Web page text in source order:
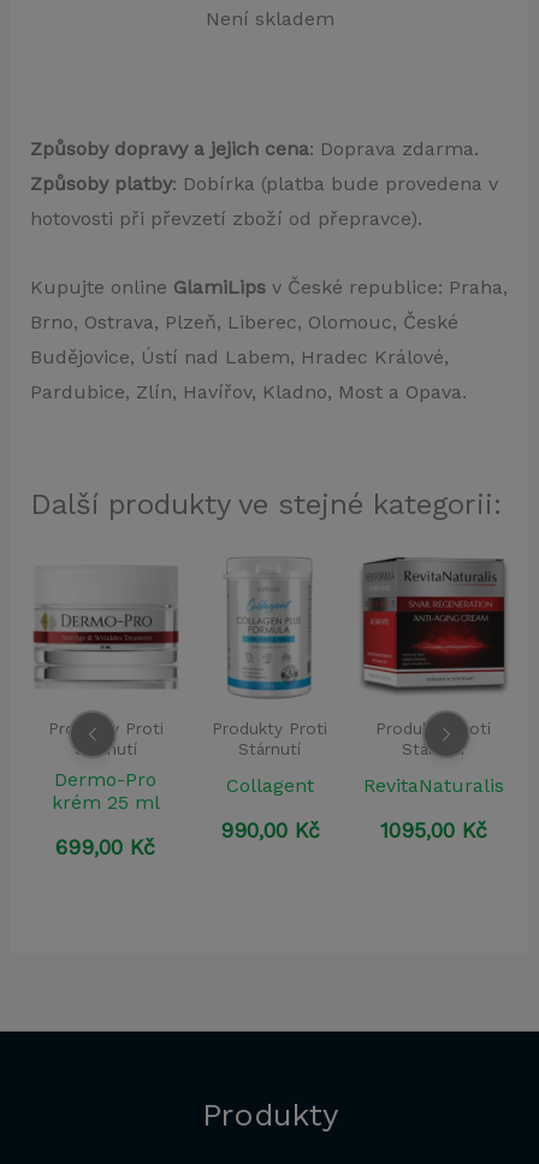
Není skladem
Způsoby dopravy a jejich cena: Doprava zdarma.
Způsoby platby: Dobírka (platba bude provedena v
hotovosti při převzetí zboží od přepravce).
Kupujte online GlamiLipsv České republice: Praha,
Brno, Ostrava, Plzeň, Liberec, Olomouc, České
Budějovice, Ústí nad Labem, Hradec Králové,
Pardubice, Zlín, Havířov, Kladno, Most a Opava.
Další produkty ve stejné kategorii:
Proti
ml
Produkty Proti
Stárnutí
Collagent
Produkty Proti
Stárnutí
RevitaNaturalis
1095,00 Kč
Produkty
Stárnutí
Eudalie
690,00
Produkty